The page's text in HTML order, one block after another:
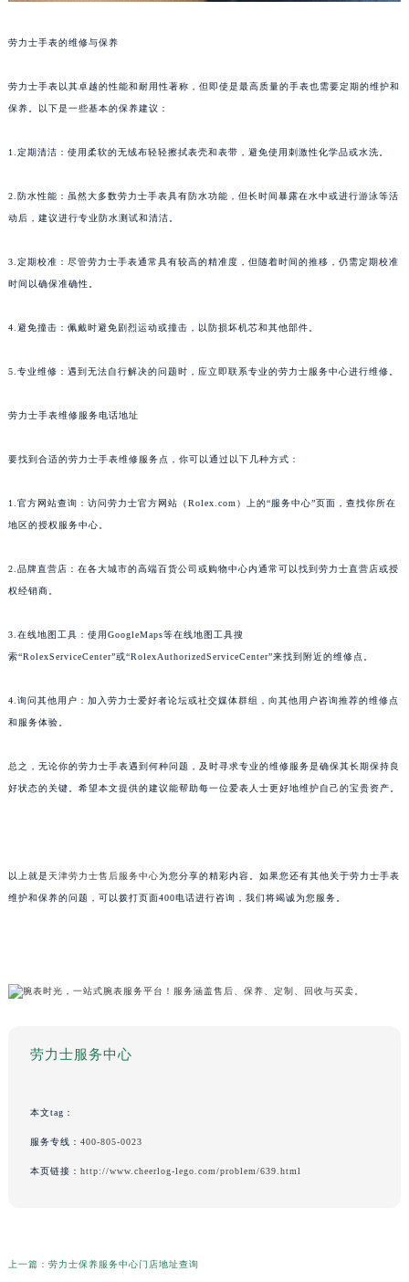
劳力士手表的维修与保养
劳力士手表以其卓越的性能和耐用性著称，但即使是最高质量的手表也需要定期的维护和
保养。以下是一些基本的保养建议：
1.定期清洁：使用柔软的无绒布轻轻擦拭表壳和表带，避免使用刺激性化学品或水洗。
2.防水性能：虽然大多数劳力士手表具有防水功能，但长时间暴露在水中或进行游泳等活
动后，建议进行专业防水测试和清洁。
3.定期校准：尽管劳力士手表通常具有较高的精准度，但随着时间的推移，仍需定期校准
时间以确保准确性。
4.避免撞击：佩戴时避免剧烈运动或撞击，以防损坏机芯和其他部件。
5.专业维修：遇到无法自行解决的问题时，应立即联系专业的劳力士服务中心进行维修。
劳力士手表维修服务电话地址
要找到合适的劳力士手表维修服务点，你可以通过以下几种方式：
1.官方网站查询：访问劳力士官方网站（Rolex.com）上的“服务中心”页面，查找你所在
地区的授权服务中心。
2.品牌直营店：在各大城市的高端百货公司或购物中心内通常可以找到劳力士直营店或授
权经销商。
3.在线地图工具：使用GoogleMaps等在线地图工具搜
索“RolexServiceCenter”或“RolexAuthorizedServiceCenter”来找到附近的维修点。
4.询问其他用户：加入劳力士爱好者论坛或社交媒体群组，向其他用户咨询推荐的维修点
和服务体验。
总之，无论你的劳力士手表遇到何种问题，及时寻求专业的维修服务是确保其长期保持良
好状态的关键。希望本文提供的建议能帮助每一位爱表人士更好地维护自己的宝贵资产。
以上就是天津劳力士售后服务中心为您分享的精彩内容。如果您还有其他关于劳力士手表
维护和保养的问题，可以拨打页面400电话进行咨询，我们将竭诚为您服务。
劳力士服务中心
本文tag：
服务专线： 400-805-0023
本页链接： http://www.cheerlog-lego.com/problem/639.html
上一篇： 劳力士保养服务中心门店地址查询